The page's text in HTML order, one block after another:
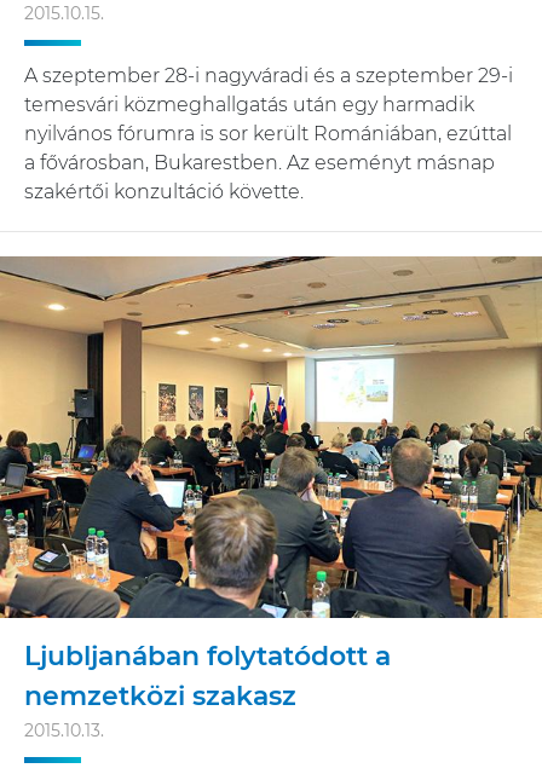
2015.10.15.
A szeptember 28-i nagyváradi és a szeptember 29-i
temesvári közmeghallgatás után egy harmadik
nyilvános fórumra is sor került Romániában, ezúttal
a fővárosban, Bukarestben. Az eseményt másnap
szakértői konzultáció követte.
Ljubljanában folytatódott a
nemzetközi szakasz
2015.10.13.